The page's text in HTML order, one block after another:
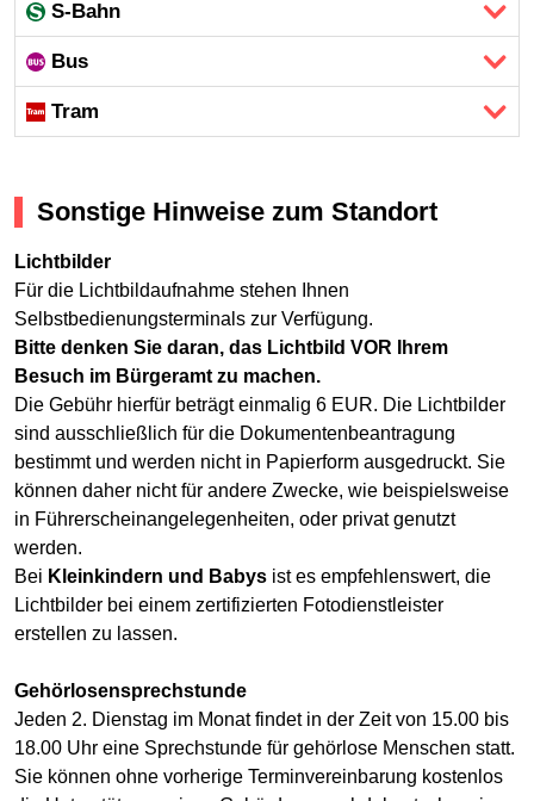
S-Bahn
Bus
Tram
Sonstige Hinweise zum Standort
Lichtbilder
Für die Lichtbildaufnahme stehen Ihnen
Selbstbedienungsterminals zur Verfügung.
Bitte denken Sie daran, das Lichtbild VOR Ihrem
Besuch im Bürgeramt zu machen.
Die Gebühr hierfür beträgt einmalig 6 EUR. Die Lichtbilder
sind ausschließlich für die Dokumentenbeantragung
bestimmt und werden nicht in Papierform ausgedruckt. Sie
können daher nicht für andere Zwecke, wie beispielsweise
in Führerscheinangelegenheiten, oder privat genutzt
werden.
Bei Kleinkindern und Babys ist es empfehlenswert, die
Lichtbilder bei einem zertifizierten Fotodienstleister
erstellen zu lassen.
Gehörlosensprechstunde
Jeden 2. Dienstag im Monat findet in der Zeit von 15.00 bis
18.00 Uhr eine Sprechstunde für gehörlose Menschen statt.
Sie können ohne vorherige Terminvereinbarung kostenlos